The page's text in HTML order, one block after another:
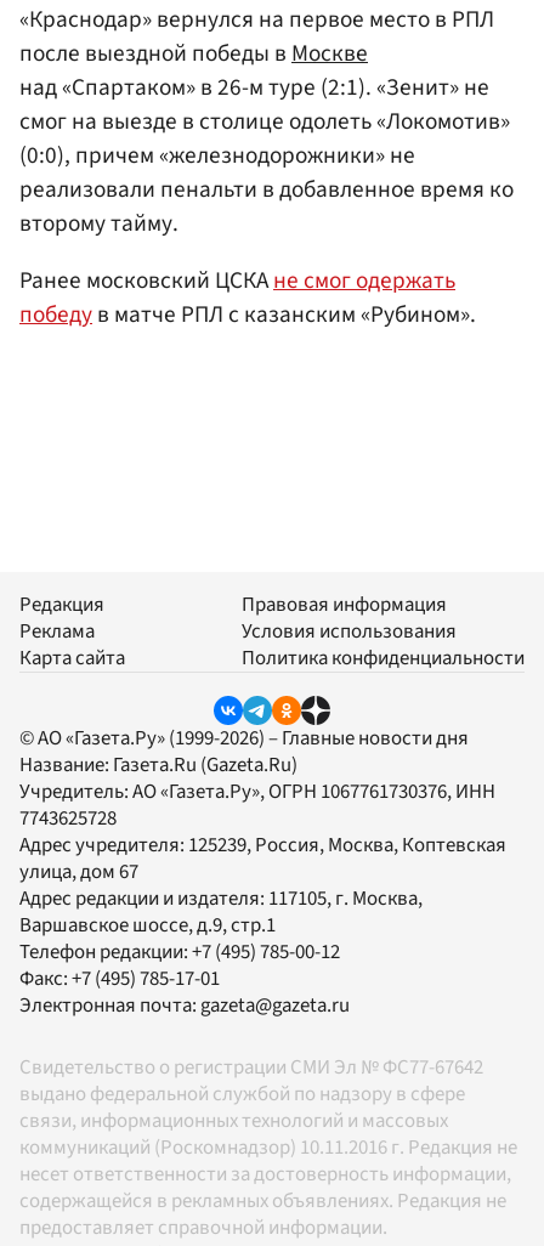
«Краснодар» вернулся на первое место в РПЛ
после выездной победы в Москве
над «Спартаком» в 26-м туре (2:1). «Зенит» не
смог на выезде в столице одолеть «Локомотив»
(0:0), причем «железнодорожники» не
реализовали пенальти в добавленное время ко
второму тайму.
Ранее московский ЦСКАне смог одержать
победув матче РПЛ с казанским «Рубином».
Редакция
Реклама
Карта сайта
Правовая информация
Условия использования
Политика конфиденциальности
© АО «Газета.Ру» (1999-2026) – Главные новости дня
Название: Газета.Ru (Gazeta.Ru)
Учредитель:АО «Газета.Ру», ОГРН 1067761730376, ИНН
7743625728
Адрес учредителя: 125239, Россия, Москва, Коптевская
улица, дом 67
Адрес редакции и издателя: 117105, г. Москва,
Варшавское шоссе, д.9, стр.1
Телефон редакции:+7 (495) 785-00-12
Факс:+7 (495) 785-17-01
Электронная почта:gazeta@gazeta.ru
Свидетельство о регистрации СМИ Эл № ФС77-67642
выдано федеральной службой по надзору в сфере
связи, информационных технологий и массовых
коммуникаций (Роскомнадзор) 10.11.2016 г. Редакция не
несет ответственности за достоверность информации,
содержащейся в рекламных объявлениях. Редакция не
предоставляет справочной информации.